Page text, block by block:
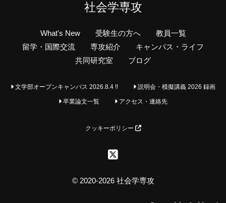
社会学専攻
What's New 受験生の方へ
教員一覧
留学・国際交流
専攻紹介
キャンパス・ライフ
共同研究室
ブログ
文学部オープンキャンパス 2026.8.4 !! 説明会・模擬講義 2026 録画
卒業論文一覧 アクセス・連絡先
クッキーポリシー
© 2020-2026 社会学専攻